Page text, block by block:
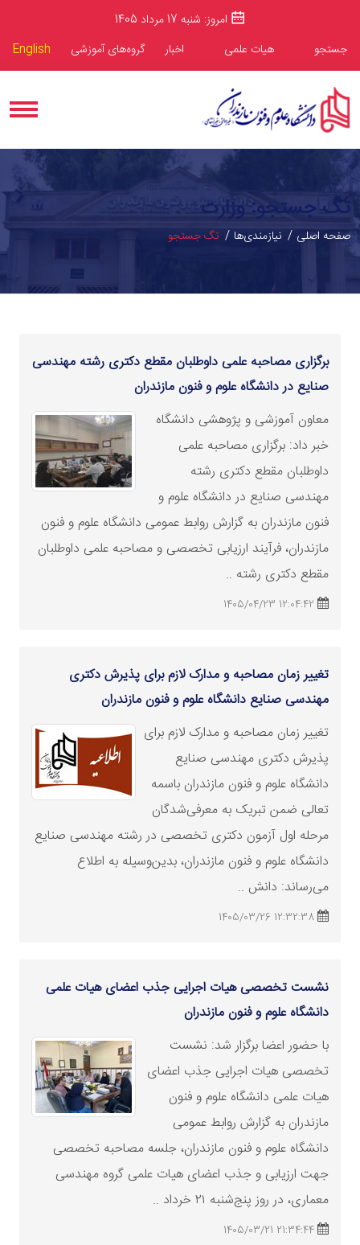
امروز: شنبه 17 مرداد 1405
جستجو
هیات علمی اخبار گروه‌های آموزشی English
تگ جستجو: وزارت
صفحه اصلی نیازمندی‌ها تگ جستجو
برگزاری مصاحبه علمی داوطلبان مقطع دکتری رشته مهندسی
صنایع در دانشگاه علوم و فنون مازندران
معاون آموزشی و پژوهشی دانشگاه
خبر داد: برگزاری مصاحبه علمی
داوطلبان مقطع دکتری رشته
مهندسی صنایع در دانشگاه علوم و
فنون مازندران به گزارش روابط عمومی دانشگاه علوم و فنون
مازندران، فرآیند ارزیابی تخصصی و مصاحبه علمی داوطلبان
مقطع دکتری رشته ..
12:04:42 1405/04/23
تغییر زمان مصاحبه و مدارک لازم برای پذیرش دکتری
مهندسی صنایع دانشگاه علوم و فنون مازندران
تغییر زمان مصاحبه و مدارک لازم برای
پذیرش دکتری مهندسی صنایع
دانشگاه علوم و فنون مازندران باسمه
تعالی ضمن تبریک به معرفی‌شدگان
مرحله اول آزمون دکتری تخصصی در رشته‌ مهندسی صنایع
دانشگاه علوم و فنون مازندران، بدین‌وسیله به اطلاع
می‌رساند: دانش ..
12:32:38 1405/03/26
نشست تخصصی هیات اجرایی جذب اعضای هیات علمی
دانشگاه علوم و فنون مازندران
با حضور اعضا برگزار شد: نشست
تخصصی هیات اجرایی جذب اعضای
هیات علمی دانشگاه علوم و فنون
مازندران به گزارش روابط عمومی
دانشگاه علوم و فنون مازندران، جلسه مصاحبه تخصصی
جهت ارزیابی و جذب اعضای هیات علمی گروه مهندسی
معماری، در روز پنج‌شنبه ۲۱ خرداد ..
21:34:44 1405/03/21